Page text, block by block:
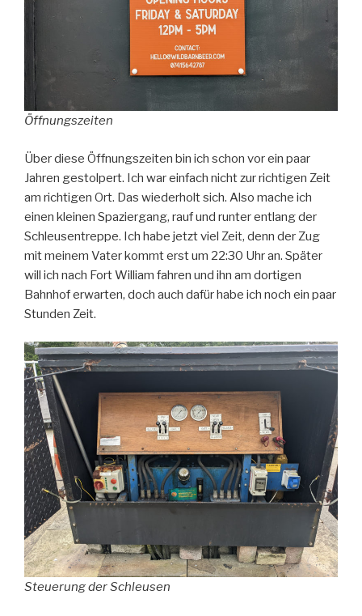
Öffnungszeiten
Über diese Öffnungszeiten bin ich schon vor ein paar
Jahren gestolpert. Ich war einfach nicht zur richtigen Zeit
am richtigen Ort. Das wiederholt sich. Also mache ich
einen kleinen Spaziergang, rauf und runter entlang der
Schleusentreppe. Ich habe jetzt viel Zeit, denn der Zug
mit meinem Vater kommt erst um 22:30 Uhr an. Später
will ich nach Fort William fahren und ihn am dortigen
Bahnhof erwarten, doch auch dafür habe ich noch ein paar
Stunden Zeit.
Steuerung der Schleusen